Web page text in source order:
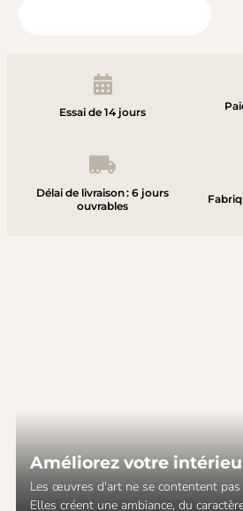
Essai de 14 jours
Délai de livraison : 6 jours
ouvrables
Améliorez votre
Les œuvres d'art ne se contentent
Elles créent une ambiance, du